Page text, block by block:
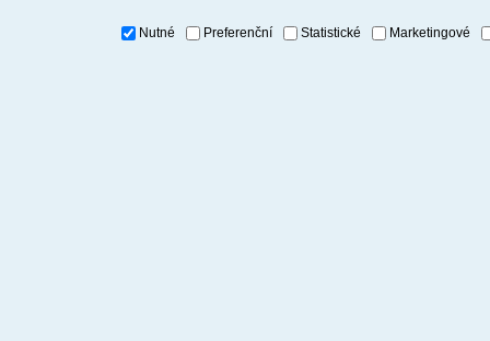
Nutné Preferenční Statistické Marketingové